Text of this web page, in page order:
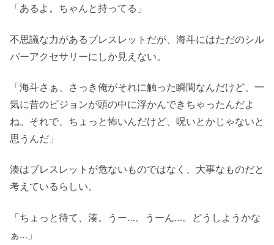
「あるよ。ちゃんと持ってる」
不思議な力があるブレスレットだが、海斗にはただのシル
バーアクセサリーにしか見えない。
「海斗さぁ、さっき俺がそれに触った瞬間なんだけど、一
気に昔のビジョンが頭の中に浮かんできちゃったんだよ
ね。それで、ちょっと怖いんだけど、呪いとかじゃないと
思うんだ」
湊はブレスレットが危ないものではなく、大事なものだと
考えているらしい。
「ちょっと待て、湊。うー…。うーん…。どうしようかな
ぁ…」